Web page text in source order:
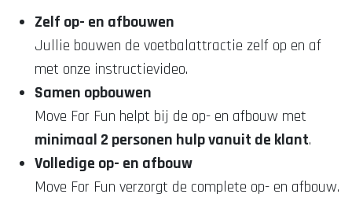
Zelf op- en afbouwen
Jullie bouwen de voetbalattractie zelf op en af
met onze instructievideo.
Samen opbouwen
Move For Fun helpt bij de op- en afbouw met
minimaal 2 personen hulp vanuit de klant.
Volledige op- en afbouw
Move For Fun verzorgt de complete op- en afbouw.